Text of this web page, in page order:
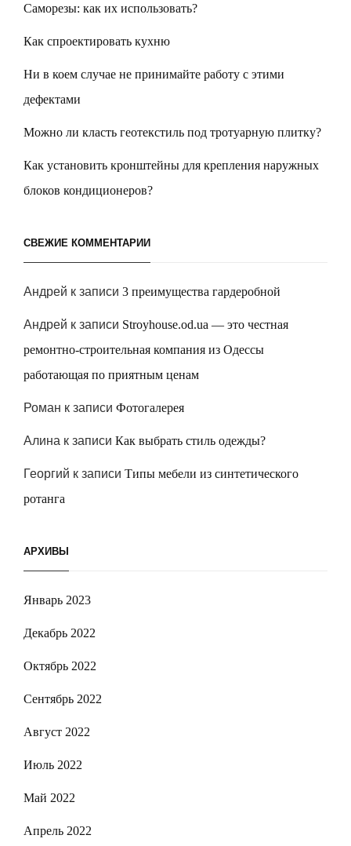
Саморезы: как их использовать?
Как спроектировать кухню
Ни в коем случае не принимайте работу с этими
дефектами
Можно ли класть геотекстиль под тротуарную плитку?
Как установить кронштейны для крепления наружных
блоков кондиционеров?
СВЕЖИЕ КОММЕНТАРИИ
Андрей к записи 3 преимущества гардеробной
Андрей к записи Stroyhouse.od.ua — это честная
ремонтно-строительная компания из Одессы
работающая по приятным ценам
Роман к записи Фотогалерея
Алина к записи Как выбрать стиль одежды?
Георгий к записи Типы мебели из синтетического
ротанга
АРХИВЫ
Январь 2023
Декабрь 2022
Октябрь 2022
Сентябрь 2022
Август 2022
Июль 2022
Май 2022
Апрель 2022